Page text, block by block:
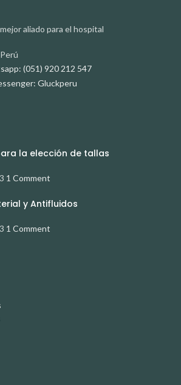
aliado para el hospital
(051) 920 212 547
Gluckperu
la elección de tallas
1 Comment
y Antifluidos
1 Comment